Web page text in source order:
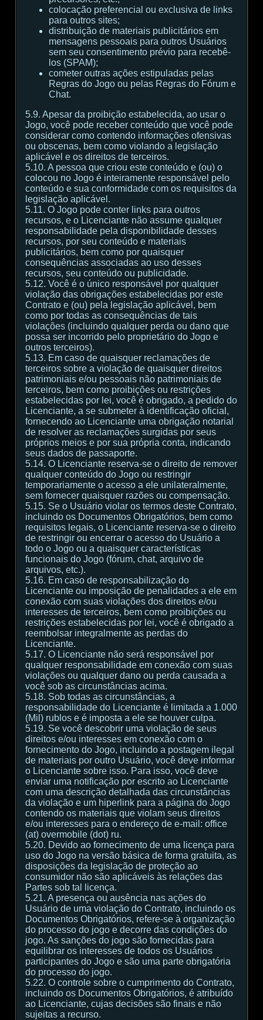
colocação preferencial ou exclusiva de links
para outros sites;
distribuição de materiais publicitários em
mensagens pessoais para outros Usuários
sem seu consentimento prévio para recebê-
los (SPAM);
cometer outras ações estipuladas pelas
Regras do Jogo ou pelas Regras do Fórum e
Chat.
5.9. Apesar da proibição estabelecida, ao usar o
Jogo, você pode receber conteúdo que você pode
considerar como contendo informações ofensivas
ou obscenas, bem como violando a legislação
aplicável e os direitos de terceiros.
5.10. A pessoa que criou este conteúdo e (ou) o
colocou no Jogo é inteiramente responsável pelo
conteúdo e sua conformidade com os requisitos da
legislação aplicável.
5.11. O Jogo pode conter links para outros
recursos, e o Licenciante não assume qualquer
responsabilidade pela disponibilidade desses
recursos, por seu conteúdo e materiais
publicitários, bem como por quaisquer
consequências associadas ao uso desses
recursos, seu conteúdo ou publicidade.
5.12. Você é o único responsável por qualquer
violação das obrigações estabelecidas por este
Contrato e (ou) pela legislação aplicável, bem
como por todas as consequências de tais
violações (incluindo qualquer perda ou dano que
possa ser incorrido pelo proprietário do Jogo e
outros terceiros).
5.13. Em caso de quaisquer reclamações de
terceiros sobre a violação de quaisquer direitos
patrimoniais e/ou pessoais não patrimoniais de
terceiros, bem como proibições ou restrições
estabelecidas por lei, você é obrigado, a pedido do
Licenciante, a se submeter à identificação oficial,
fornecendo ao Licenciante uma obrigação notarial
de resolver as reclamações surgidas por seus
próprios meios e por sua própria conta, indicando
seus dados de passaporte.
5.14. O Licenciante reserva-se o direito de remover
qualquer conteúdo do Jogo ou restringir
temporariamente o acesso a ele unilateralmente,
sem fornecer quaisquer razões ou compensação.
5.15. Se o Usuário violar os termos deste Contrato,
incluindo os Documentos Obrigatórios, bem como
requisitos legais, o Licenciante reserva-se o direito
de restringir ou encerrar o acesso do Usuário a
todo o Jogo ou a quaisquer características
funcionais do Jogo (fórum, chat, arquivo de
arquivos, etc.).
5.16. Em caso de responsabilização do
Licenciante ou imposição de penalidades a ele em
conexão com suas violações dos direitos e/ou
interesses de terceiros, bem como proibições ou
restrições estabelecidas por lei, você é obrigado a
reembolsar integralmente as perdas do
Licenciante.
5.17. O Licenciante não será responsável por
qualquer responsabilidade em conexão com suas
violações ou qualquer dano ou perda causada a
você sob as circunstâncias acima.
5.18. Sob todas as circunstâncias, a
responsabilidade do Licenciante é limitada a 1.000
(Mil) rublos e é imposta a ele se houver culpa.
5.19. Se você descobrir uma violação de seus
direitos e/ou interesses em conexão com o
fornecimento do Jogo, incluindo a postagem ilegal
de materiais por outro Usuário, você deve informar
o Licenciante sobre isso. Para isso, você deve
enviar uma notificação por escrito ao Licenciante
com uma descrição detalhada das circunstâncias
da violação e um hiperlink para a página do Jogo
contendo os materiais que violam seus direitos
e/ou interesses para o endereço de e-mail: office
(at) overmobile (dot) ru.
5.20. Devido ao fornecimento de uma licença para
uso do Jogo na versão básica de forma gratuita, as
disposições da legislação de proteção ao
consumidor não são aplicáveis às relações das
Partes sob tal licença.
5.21. A presença ou ausência nas ações do
Usuário de uma violação do Contrato, incluindo os
Documentos Obrigatórios, refere-se à organização
do processo do jogo e decorre das condições do
jogo. As sanções do jogo são fornecidas para
equilibrar os interesses de todos os Usuários
participantes do Jogo e são uma parte obrigatória
do processo do jogo.
5.22. O controle sobre o cumprimento do Contrato,
incluindo os Documentos Obrigatórios, é atribuído
ao Licenciante, cujas decisões são finais e não
sujeitas a recurso.